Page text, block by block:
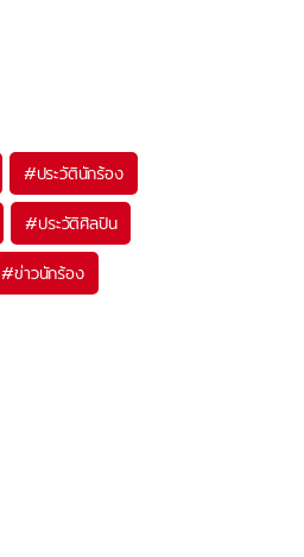
#ประวัตินักร้อง
#ประวัติศิลปิน
#ข่าวนักร้อง